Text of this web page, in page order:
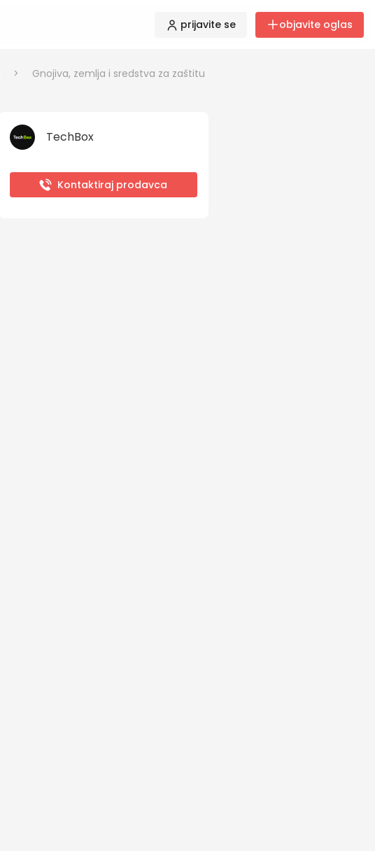
prijavite se objavite oglas
>
Gnojiva, zemlja i sredstva za zaštitu
TechBox
Kontaktiraj prodavca